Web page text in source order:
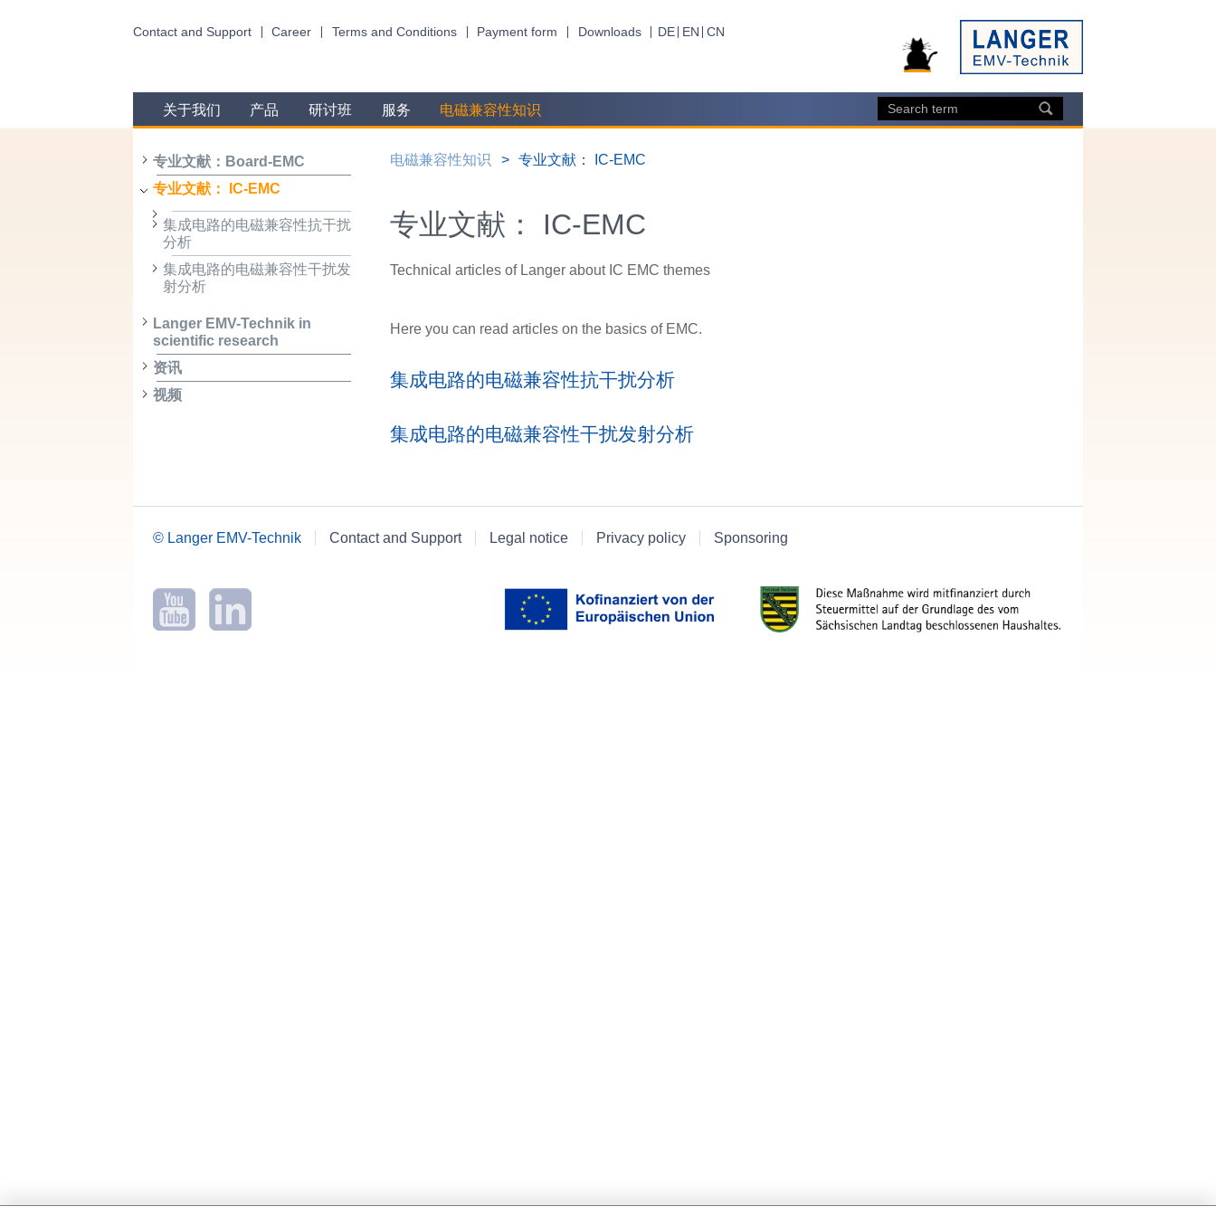
Contact and Support Career Terms and Conditions Payment form Downloads DE EN CN
关于我们 产品 研讨班 服务 电磁兼容性知识
专业文献：Board-EMC
专业文献： IC-EMC
集成电路的电磁兼容性抗干扰
分析
集成电路的电磁兼容性干扰发
射分析
Langer EMV-Technik in
scientific research
资讯
视频
电磁兼容性知识 专业文献： IC-EMC
专业文献： IC-EMC
Technical articles of Langer about IC EMC themes
Here you can read articles on the basics of EMC.
集成电路的电磁兼容性抗干扰分析
集成电路的电磁兼容性干扰发射分析
© Langer EMV-Technik Contact and Support Legal notice Privacy policy Sponsoring